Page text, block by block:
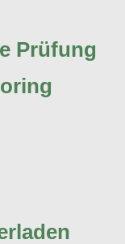
Prüfung